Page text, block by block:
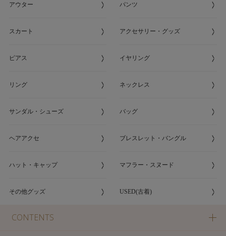
アウター パンツ
スカート アクセサリー・グッズ
ピアス イヤリング
リング ネックレス
サンダル・シューズ バッグ
ヘアアクセ ブレスレット・バングル
ハット・キャップ マフラー・スヌード
その他グッズ USED(古着)
CONTENTS